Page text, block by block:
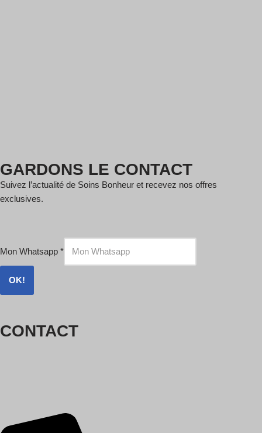
GARDONS LE CONTACT
Suivez l’actualité de Soins Bonheur et recevez nos offres
exclusives.
Mon Whatsapp *
OK!
CONTACT